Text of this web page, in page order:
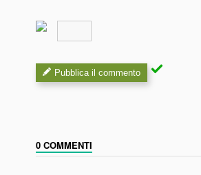
Pubblica il commento
0 COMMENTI